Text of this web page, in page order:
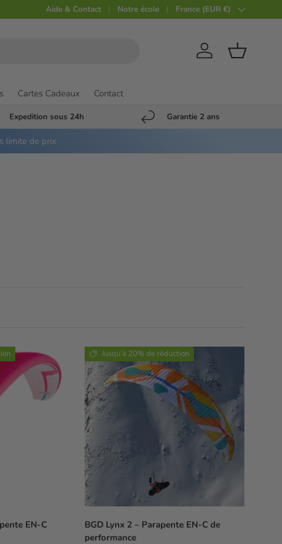
Aide & Contact Notre école Pays
France (EUR €)
Compte Panier
Cartes Cadeaux Contact
Expedition sous 24h Garantie 2 ans
limite de prix
EN-C
Jusqu’à 20% de réduction
BGD Lynx 2 – Parapente EN-C de
performance